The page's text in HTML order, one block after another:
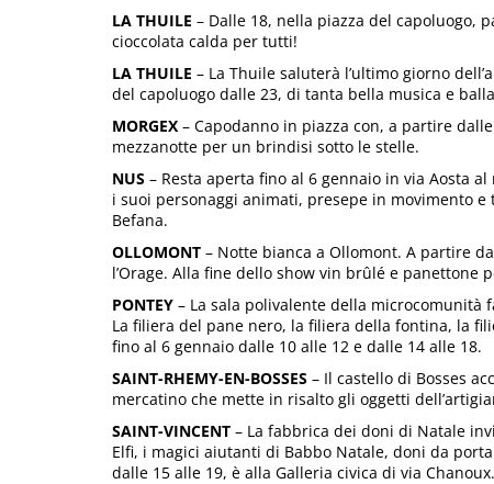
LA THUILE – Dalle 18, nella piazza del capoluogo,
cioccolata calda per tutti!
LA THUILE – La Thuile saluterà l’ultimo giorno
del capoluogo dalle 23, di tanta bella musica e
MORGEX – Capodanno in piazza con, a partire
mezzanotte per un brindisi sotto le stelle.
NUS – Resta aperta fino al 6 gennaio in via Aosta
i suoi personaggi animati, presepe in movimento
Befana.
OLLOMONT – Notte bianca a Ollomont. A partire
l’Orage. Alla fine dello show vin brûlé e panettone
PONTEY – La sala polivalente della microcomunità
La filiera del pane nero, la filiera della fontina, la
fino al 6 gennaio dalle 10 alle 12 e dalle 14 alle 18.
SAINT-RHEMY-EN-BOSSES – Il castello di Bosses
mercatino che mette in risalto gli oggetti
SAINT-VINCENT – La fabbrica dei doni di Natale
Elfi, i magici aiutanti di Babbo Natale, doni da
dalle 15 alle 19, è alla Galleria civica di via Chanoux.